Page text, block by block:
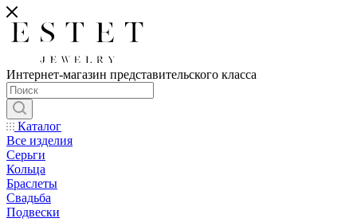
Интернет-магазин представительского класса
Каталог
Все изделия
Серьги
Кольца
Браслеты
Свадьба
Подвески